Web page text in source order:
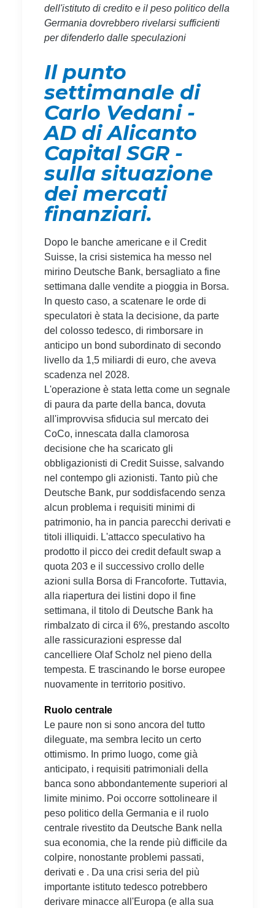
dell'istituto di credito e il peso politico della
Germania dovrebbero rivelarsi sufficienti
per difenderlo dalle speculazioni
Il punto
settimanale di
Carlo Vedani -
AD di Alicanto
Capital SGR -
sulla situazione
dei mercati
finanziari.
Dopo le banche americane e il Credit
Suisse, la crisi sistemica ha messo nel
mirino Deutsche Bank, bersagliato a fine
settimana dalle vendite a pioggia in Borsa.
In questo caso, a scatenare le orde di
speculatori è stata la decisione, da parte
del colosso tedesco, di rimborsare in
anticipo un bond subordinato di secondo
livello da 1,5 miliardi di euro, che aveva
scadenza nel 2028.
L'operazione è stata letta come un segnale
di paura da parte della banca, dovuta
all'improvvisa sfiducia sul mercato dei
CoCo, innescata dalla clamorosa
decisione che ha scaricato gli
obbligazionisti di Credit Suisse, salvando
nel contempo gli azionisti. Tanto più che
Deutsche Bank, pur soddisfacendo senza
alcun problema i requisiti minimi di
patrimonio, ha in pancia parecchi derivati e
titoli illiquidi. L'attacco speculativo ha
prodotto il picco dei credit default swap a
quota 203 e il successivo crollo delle
azioni sulla Borsa di Francoforte. Tuttavia,
alla riapertura dei listini dopo il fine
settimana, il titolo di Deutsche Bank ha
rimbalzato di circa il 6%, prestando ascolto
alle rassicurazioni espresse dal
cancelliere Olaf Scholz nel pieno della
tempesta. E trascinando le borse europee
nuovamente in territorio positivo.
Ruolo centrale
Le paure non si sono ancora del tutto
dileguate, ma sembra lecito un certo
ottimismo. In primo luogo, come già
anticipato, i requisiti patrimoniali della
banca sono abbondantemente superiori al
limite minimo. Poi occorre sottolineare il
peso politico della Germania e il ruolo
centrale rivestito da Deutsche Bank nella
sua economia, che la rende più difficile da
colpire, nonostante problemi passati,
derivati e . Da una crisi seria del più
importante istituto tedesco potrebbero
derivare minacce all'Europa (e alla sua